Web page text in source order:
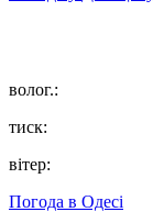
волог.:
тиск:
вітер:
Погода в Одесі